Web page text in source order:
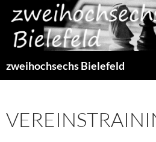
Inhalt
springen
zweihochsechs Bielefeld